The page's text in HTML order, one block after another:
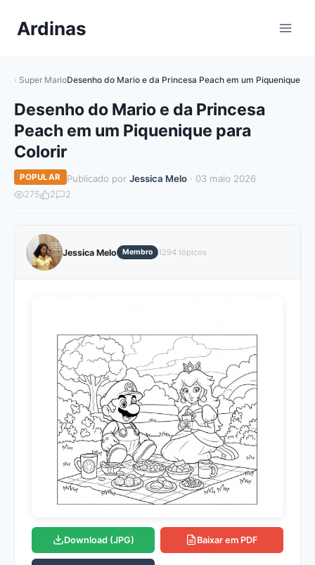
paraArdinas
Super MarioDesenho do Mario e da Princesa Peach em um Piquenique
Desenho do Mario e da Princesa
Peach em um Piquenique para
Colorir
POPULAR Publicado por Jessica Melo· 03 maio 2026
275 2 2
Jessica Melo Membro 1294 tópicos
Download (JPG) Baixar em PDF